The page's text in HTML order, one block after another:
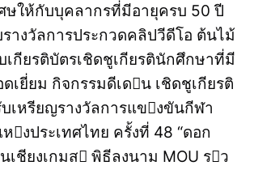
ษให้กับบุคลากรที่มีอายุครบ 50 ปี
างวัลการประกวดคลิปวีดีโอ ต้นไม้
กียรติบัตรเชิดชูเกียรตินักศึกษาที่มี
เยี่ยม กิจกรรมดีเดน เชิดชูเกียรติ
เหรียญรางวัลการแขงขันกีฬา
งประเทศไทย ครั้งที่ 48 “ดอก
งเกมส พิธีลงนาม MOU รว